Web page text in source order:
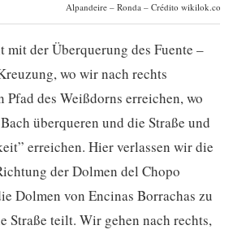
Alpandeire – Ronda – Crédito wikilok.com
mit der Überquerung des Fuente –
wo wir nach rechts
Pfad des Weißdorns erreichen, wo
überqueren und die Straße und
erreichen. Hier verlassen wir die
der Dolmen del Chopo
Dolmen von Encinas Borrachas zu
Straße teilt. Wir gehen nach rechts,